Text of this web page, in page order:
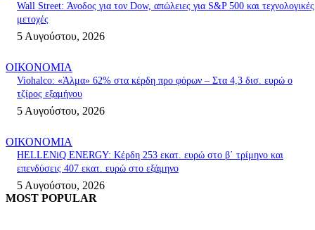
Wall Street: Άνοδος για τον Dow, απώλειες για S&P 500 και τεχνολογικές
μετοχές
5 Αυγούστου, 2026
ΟΙΚΟΝΟΜΙΑ
Viohalco: «Άλμα» 62% στα κέρδη προ φόρων – Στα 4,3 δισ. ευρώ ο
τζίρος εξαμήνου
5 Αυγούστου, 2026
ΟΙΚΟΝΟΜΙΑ
HELLENiQ ENERGY: Κέρδη 253 εκατ. ευρώ στο β΄ τρίμηνο και
επενδύσεις 407 εκατ. ευρώ στο εξάμηνο
5 Αυγούστου, 2026
MOST POPULAR